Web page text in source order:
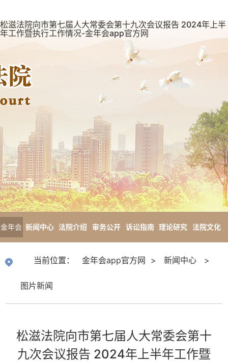
松滋法院向市第七届人大常委会第十九次会议报告 2024年上半
年工作暨执行工作情况-金年会app官方网
金年会
方网
新闻中心 法院介绍 审务公开 诉讼指南 理论研究 法院文化
当前位置： 金年会app官方网 > 新闻中心 >
图片新闻
松滋法院向市第七届人大常委会第十
九次会议报告 2024年上半年工作暨